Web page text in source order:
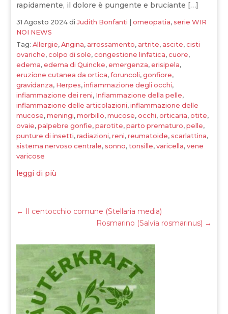
rapidamente, il dolore è pungente e bruciante […]
31 Agosto 2024 diJudith Bonfanti |omeopatia,serie WIR
NOI NEWS
Tag:Allergie,Angina, arrossamento, artrite, ascite,cisti
ovariche,colpo di sole,congestione linfatica,cuore,
edema,edema di Quincke,emergenza,erisipela,
eruzione cutanea da ortica,foruncoli,gonfiore,
gravidanza, Herpes,infiammazione degli occhi,
infiammazione dei reni, Infiammazione della pelle,
infiammazione delle articolazioni,infiammazione delle
mucose,meningi,morbillo,mucose,occhi,orticaria,otite,
ovaie,palpebre gonfie,parotite,parto prematuro,pelle,
punture di insetti,radiazioni,reni,reumatoide,scarlattina,
sistema nervoso centrale,sonno,tonsille,varicella,vene
varicose
leggi di più
← Il centocchio comune (Stellaria media)
Rosmarino (Salvia rosmarinus) →